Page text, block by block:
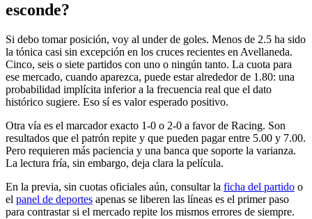
esconde?
Si debo tomar posición, voy al under de goles. Menos de 2.5 ha sido
la tónica casi sin excepción en los cruces recientes en Avellaneda.
Cinco, seis o siete partidos con uno o ningún tanto. La cuota para
ese mercado, cuando aparezca, puede estar alrededor de 1.80: una
probabilidad implícita inferior a la frecuencia real que el dato
histórico sugiere. Eso sí es valor esperado positivo.
Otra vía es el marcador exacto 1-0 o 2-0 a favor de Racing. Son
resultados que el patrón repite y que pueden pagar entre 5.00 y 7.00.
Pero requieren más paciencia y una banca que soporte la varianza.
La lectura fría, sin embargo, deja clara la película.
En la previa, sin cuotas oficiales aún, consultar la ficha del partido o
el panel de deportes apenas se liberen las líneas es el primer paso
para contrastar si el mercado repite los mismos errores de siempre.